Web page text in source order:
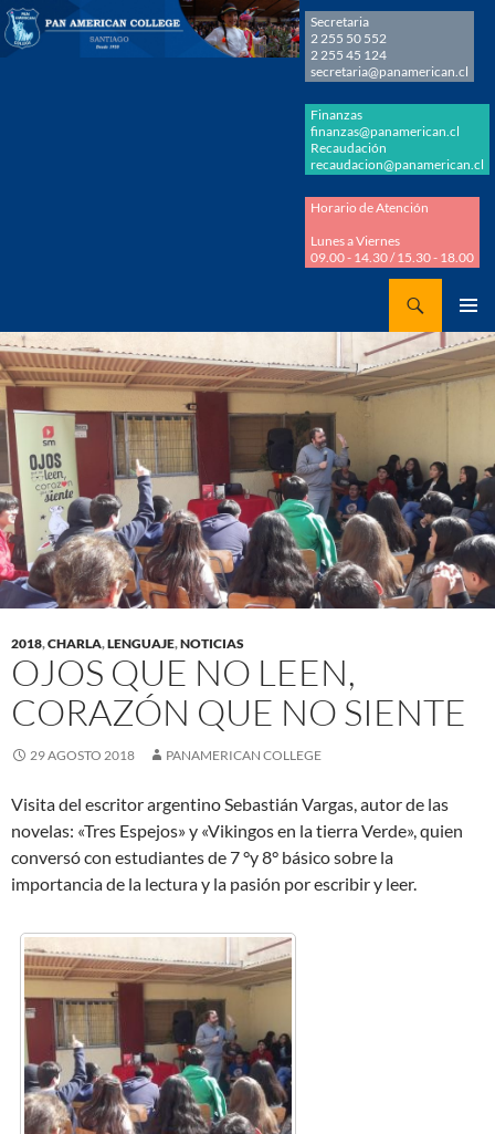
Secretaria
2 255 50 552
2 255 45 124
secretaria@panamerican.cl
Finanzas
finanzas@panamerican.cl
Recaudación
recaudacion@panamerican.cl
Horario de Atención
Lunes a Viernes
09.00 - 14.30 / 15.30 - 18.00
MENÚ
AL
CONTENIDO
2018,CHARLA,LENGUAJE,NOTICIAS
OJOS QUE NO LEEN,
CORAZÓN QUE NO SIENTE
29 AGOSTO 2018 PANAMERICAN COLLEGE
Visita del escritor argentino Sebastián Vargas, autor de las
novelas: «Tres Espejos» y «Vikingos en la tierra Verde», quien
conversó con estudiantes de 7 °y 8° básico sobre la
importancia de la lectura y la pasión por escribir y leer.